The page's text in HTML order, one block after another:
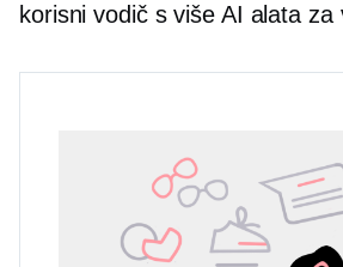
korisni vodič s više AI alata za